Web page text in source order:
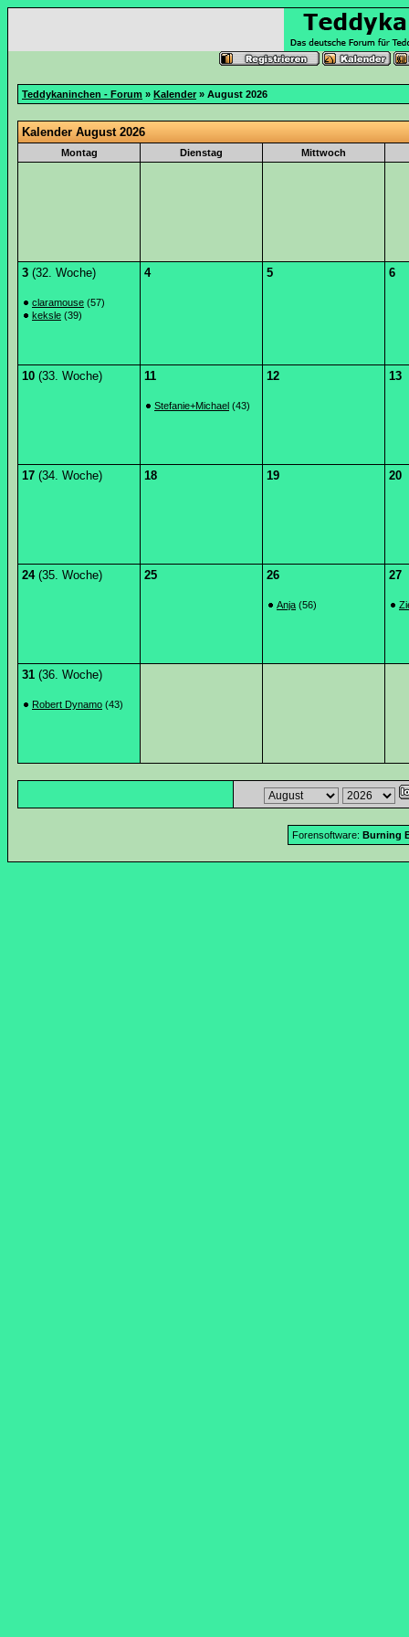
Teddykaninchen - Forum » Kalender» August 2026
Kalender August 2026
Montag Dienstag Mittwoch
3 (32. Woche)
claramouse (57)
keksle (39)
4 5 6
10 (33. Woche) 11
Stefanie+Michael (43)
12 13
17 (34. Woche) 18 19 20
24(35. Woche) 25 26
Anja (56)
27
31 (36. Woche)
Robert Dynamo (43)
Forensoftware: Burning